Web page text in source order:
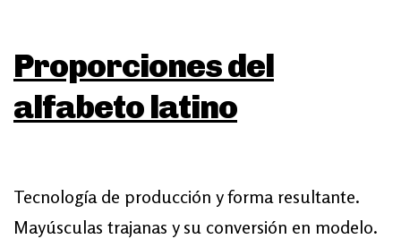
Proporciones del
alfabeto latino
Tecnología de producción y forma resultante.
Mayúsculas trajanas y su conversión en modelo.